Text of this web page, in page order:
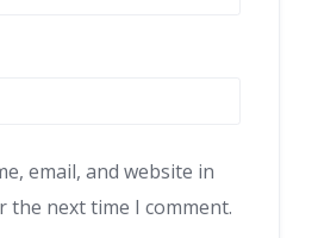
email, and website in
next time I comment.